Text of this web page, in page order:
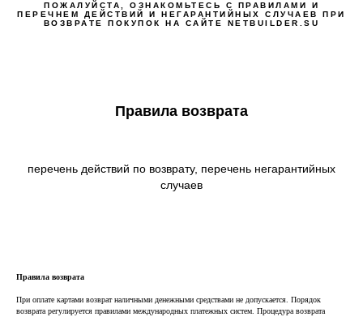
Zero
block from scratch
ПОЖАЛУЙСТА, ОЗНАКОМЬТЕСЬ С ПРАВИЛАМИ И
ПЕРЕЧНЕМ ДЕЙСТВИЙ И НЕГАРАНТИЙНЫХ СЛУЧАЕВ ПРИ
ВОЗВРАТЕ ПОКУПОК НА САЙТЕ NETBUILDER.SU
Правила возврата
перечень действий по возврату, перечень негарантийных
случаев
Правила возврата
При оплате картами возврат наличными денежными средствами не допускается. Порядок
возврата регулируется правилами международных платежных систем. Процедура возврата